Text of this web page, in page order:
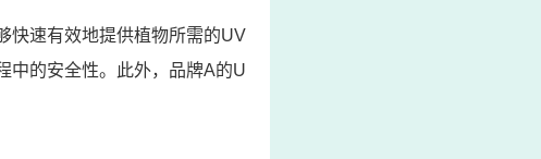
快速有效地提供植物所需的UV
中的安全性。此外，品牌A的U